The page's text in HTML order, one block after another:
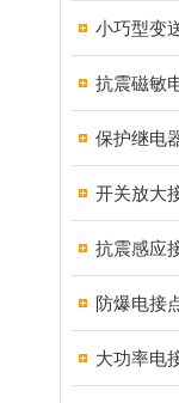
小巧型变
抗震磁敏
保护继电
开关放大
抗震感应
防爆电接
大功率电